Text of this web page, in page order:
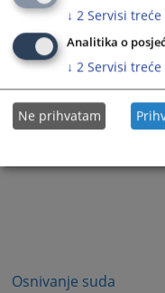
Osnivanje suda
Samra Akova je
privrednog suda u
↓ 2 Servisi
Analitika o
↓ 2 Servisi
Ne prihvatam